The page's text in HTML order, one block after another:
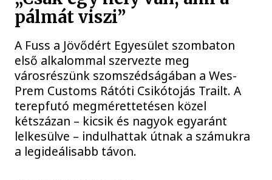
pálmát viszi”
A Fuss a Jövődért Egyesület szombaton
első alkalommal szervezte meg
városrészünk szomszédságában a Wes-
Prem Customs Rátóti Csikótojás Trailt. A
terepfutó megmérettetésen közel
kétszázan – kicsik és nagyok egyaránt
lelkesülve – indulhattak útnak a számukra
a legideálisabb távon.